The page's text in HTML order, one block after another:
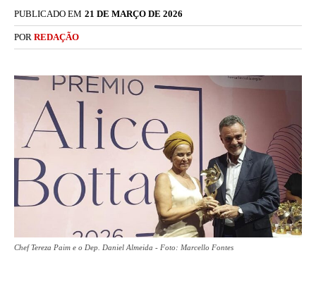
PUBLICADO EM 21 DE MARÇO DE 2026
POR REDAÇÃO
Chef Tereza Paim e o Dep. Daniel Almeida - Foto: Marcello Fontes